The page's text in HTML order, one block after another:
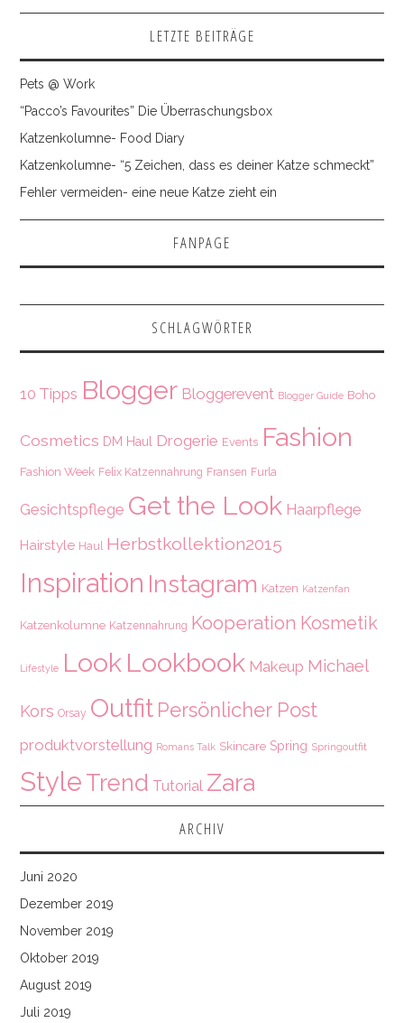
LETZTE BEITRÄGE
Pets @ Work
“Pacco’s Favourites” Die Überraschungsbox
Katzenkolumne- Food Diary
Katzenkolumne- “5 Zeichen, dass es deiner Katze schmeckt”
Fehler vermeiden- eine neue Katze zieht ein
FANPAGE
SCHLAGWÖRTER
10 Tipps Blogger Bloggerevent Blogger Guide Boho
Cosmetics DM Haul Drogerie Events Fashion
Fashion Week Felix Katzennahrung Fransen Furla
Gesichtspflege Get the Look Haarpflege
Hairstyle Haul Herbstkollektion2015
Inspiration Instagram Katzen Katzenfan
Katzenkolumne Katzennahrung Kooperation Kosmetik
Lifestyle Look Lookbook Makeup Michael
Kors Orsay Outfit Persönlicher Post
produktvorstellung Romans Talk Skincare Spring Springoutfit
Style Trend Tutorial Zara
ARCHIV
Juni 2020
Dezember 2019
November 2019
Oktober 2019
August 2019
Juli 2019